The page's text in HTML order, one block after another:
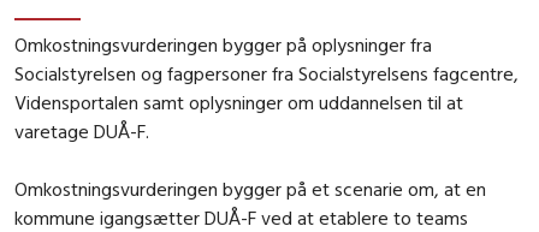
Omkostningsvurderingen bygger på oplysninger fra
Socialstyrelsen og fagpersoner fra Socialstyrelsens fagcentre,
Vidensportalen samt oplysninger om uddannelsen til at
varetage DUÅ-F.
Omkostningsvurderingen bygger på et scenarie om, at en
kommune igangsætter DUÅ-F ved at etablere to teams